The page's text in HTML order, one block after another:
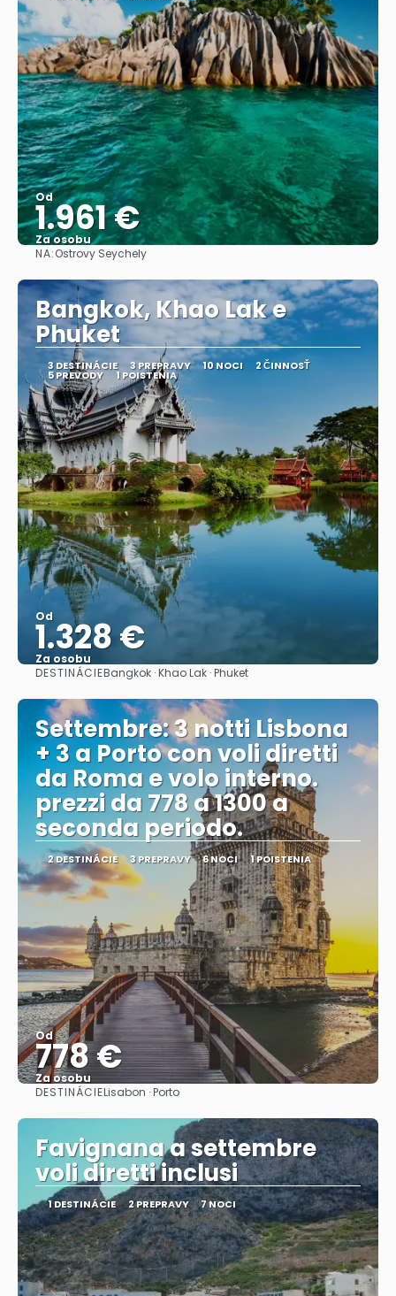
Od
1.961 €
Za osobu
NA:Ostrovy Seychely
Bangkok, Khao Lak e
Phuket
3 DESTINÁCIE 3 PREPRAVY 10 NOCI 2 ČINNOSŤ
5 PREVODY 1 POISTENIA
Od
1.328 €
Za osobu
Pozrieť sa
DESTINÁCIEBangkok · Khao Lak · Phuket
Settembre: 3 notti Lisbona
+ 3 a Porto con voli diretti
da Roma e volo interno.
prezzi da 778 a 1300 a
seconda periodo.
2 DESTINÁCIE 3 PREPRAVY 6 NOCI 1 POISTENIA
Od
778 €
Za osobu
Pozrieť sa
DESTINÁCIELisabon · Porto
Favignana a settembre
voli diretti inclusi
1 DESTINÁCIE 2 PREPRAVY 7 NOCI